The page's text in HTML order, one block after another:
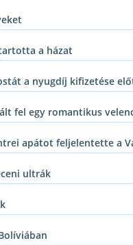
a házat
a nyugdíj kifizetése
fel egy romantikus
apátot feljelentette a
ultrák